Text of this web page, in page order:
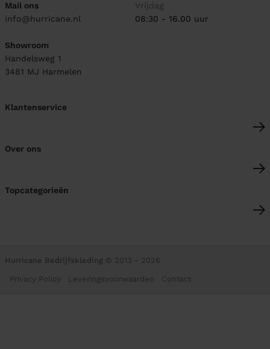
Mail ons
info@hurricane.nl
Showroom
Handelsweg 1
3481 MJ Harmelen
Vrijdag
08:30 - 16.00 uur
Klantenservice
Over ons
Topcategorieën
Hurricane Bedrijfskleding © 2013 - 2026
Privacy Policy Leveringsvoorwaarden Contact